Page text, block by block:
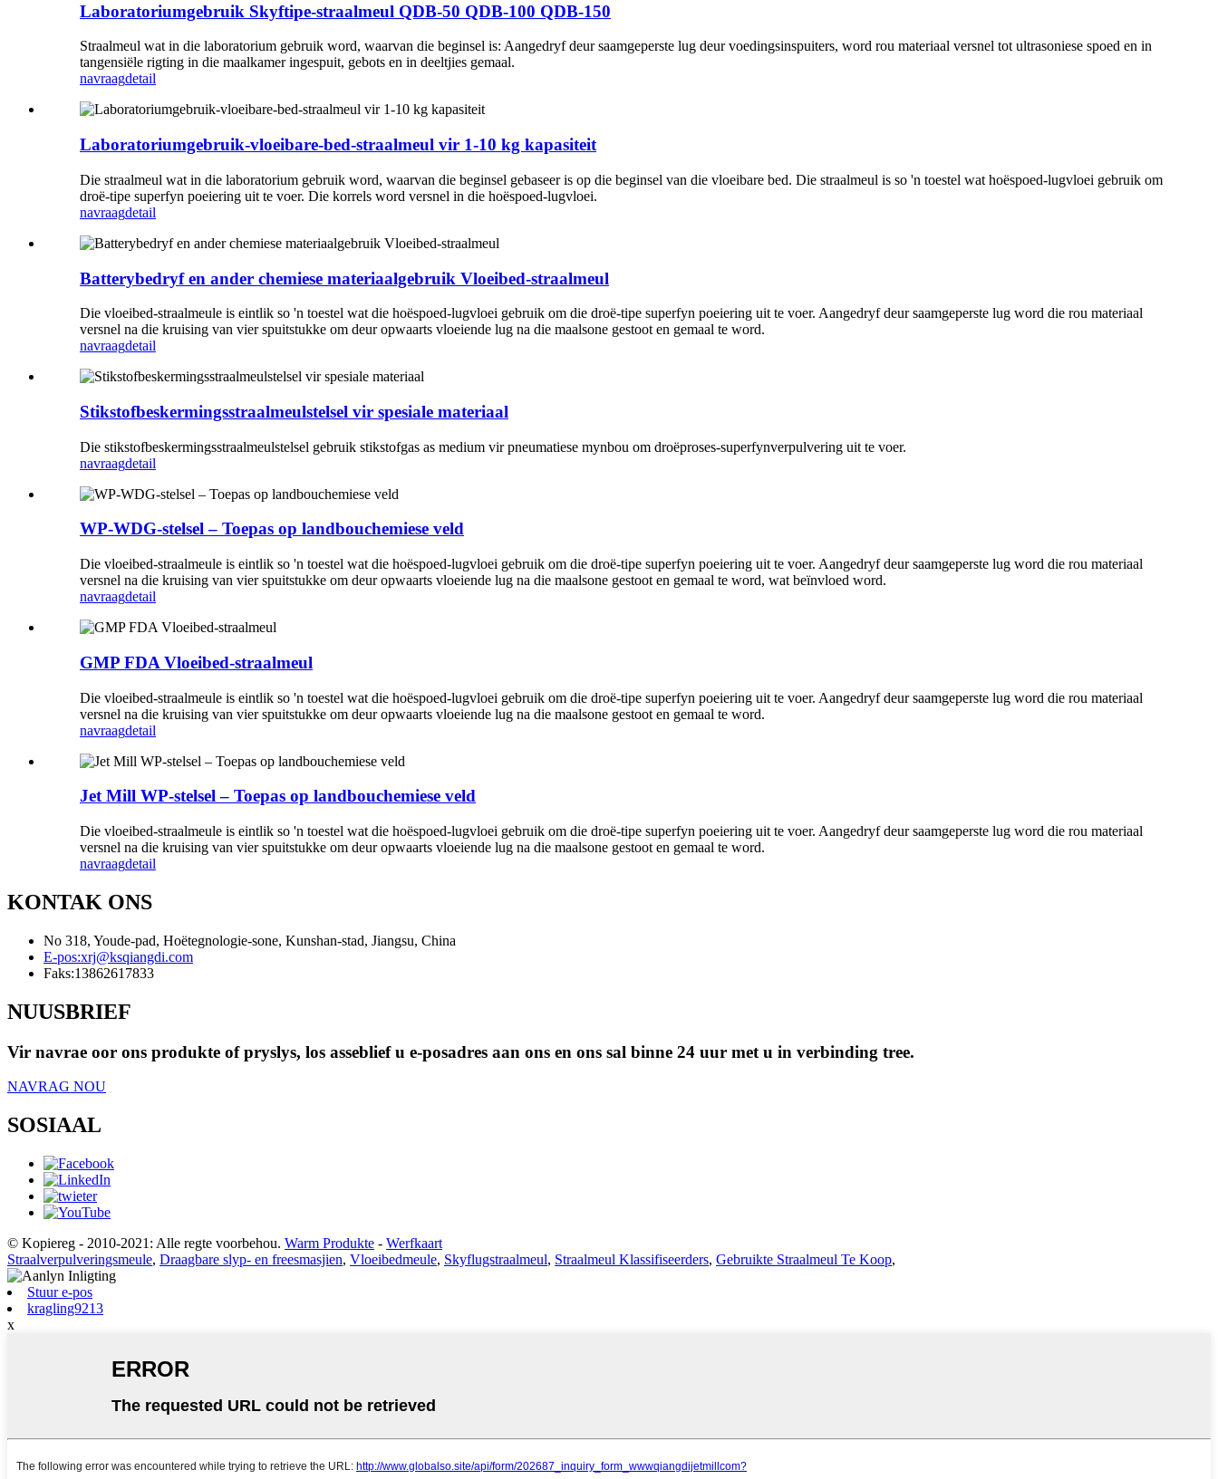
Laboratoriumgebruik Skyftipe-straalmeul QDB-50 QDB-100 QDB-150
Straalmeul wat in die laboratorium gebruik word, waarvan die beginsel is: Aangedryf deur saamgeperste lug deur voedingsinspuiters, word rou materiaal versnel tot ultrasoniese spoed en in
tangensiële rigting in die maalkamer ingespuit, gebots en in deeltjies gemaal.
navraagdetail
Laboratoriumgebruik-vloeibare-bed-straalmeul vir 1-10 kg kapasiteit
Die straalmeul wat in die laboratorium gebruik word, waarvan die beginsel gebaseer is op die beginsel van die vloeibare bed. Die straalmeul is so 'n toestel wat hoëspoed-lugvloei gebruik om
droë-tipe superfyn poeiering uit te voer. Die korrels word versnel in die hoëspoed-lugvloei.
navraagdetail
Batterybedryf en ander chemiese materiaalgebruik Vloeibed-straalmeul
Die vloeibed-straalmeule is eintlik so 'n toestel wat die hoëspoed-lugvloei gebruik om die droë-tipe superfyn poeiering uit te voer. Aangedryf deur saamgeperste lug word die rou materiaal
versnel na die kruising van vier spuitstukke om deur opwaarts vloeiende lug na die maalsone gestoot en gemaal te word.
navraagdetail
Stikstofbeskermingsstraalmeulstelsel vir spesiale materiaal
Die stikstofbeskermingsstraalmeulstelsel gebruik stikstofgas as medium vir pneumatiese mynbou om droëproses-superfynverpulvering uit te voer.
navraagdetail
WP-WDG-stelsel – Toepas op landbouchemiese veld
Die vloeibed-straalmeule is eintlik so 'n toestel wat die hoëspoed-lugvloei gebruik om die droë-tipe superfyn poeiering uit te voer. Aangedryf deur saamgeperste lug word die rou materiaal
versnel na die kruising van vier spuitstukke om deur opwaarts vloeiende lug na die maalsone gestoot en gemaal te word, wat beïnvloed word.
navraagdetail
GMP FDA Vloeibed-straalmeul
Die vloeibed-straalmeule is eintlik so 'n toestel wat die hoëspoed-lugvloei gebruik om die droë-tipe superfyn poeiering uit te voer. Aangedryf deur saamgeperste lug word die rou materiaal
versnel na die kruising van vier spuitstukke om deur opwaarts vloeiende lug na die maalsone gestoot en gemaal te word.
navraagdetail
Jet Mill WP-stelsel – Toepas op landbouchemiese veld
Die vloeibed-straalmeule is eintlik so 'n toestel wat die hoëspoed-lugvloei gebruik om die droë-tipe superfyn poeiering uit te voer. Aangedryf deur saamgeperste lug word die rou materiaal
versnel na die kruising van vier spuitstukke om deur opwaarts vloeiende lug na die maalsone gestoot en gemaal te word.
navraagdetail
KONTAK ONS
No 318, Youde-pad, Hoëtegnologie-sone, Kunshan-stad, Jiangsu, China
E-pos:xrj@ksqiangdi.com
Faks:13862617833
NUUSBRIEF
Vir navrae oor ons produkte of pryslys, los asseblief u e-posadres aan ons en ons sal binne 24 uur met u in verbinding tree.
NAVRAG NOU
SOSIAAL
© Kopiereg - 2010-2021: Alle regte voorbehou. Warm Produkte - Werfkaart
Straalverpulveringsmeule, Draagbare slyp- en freesmasjien, Vloeibedmeule, Skyflugstraalmeul, Straalmeul Klassifiseerders, Gebruikte Straalmeul Te Koop,
Stuur e-pos
kragling9213
x